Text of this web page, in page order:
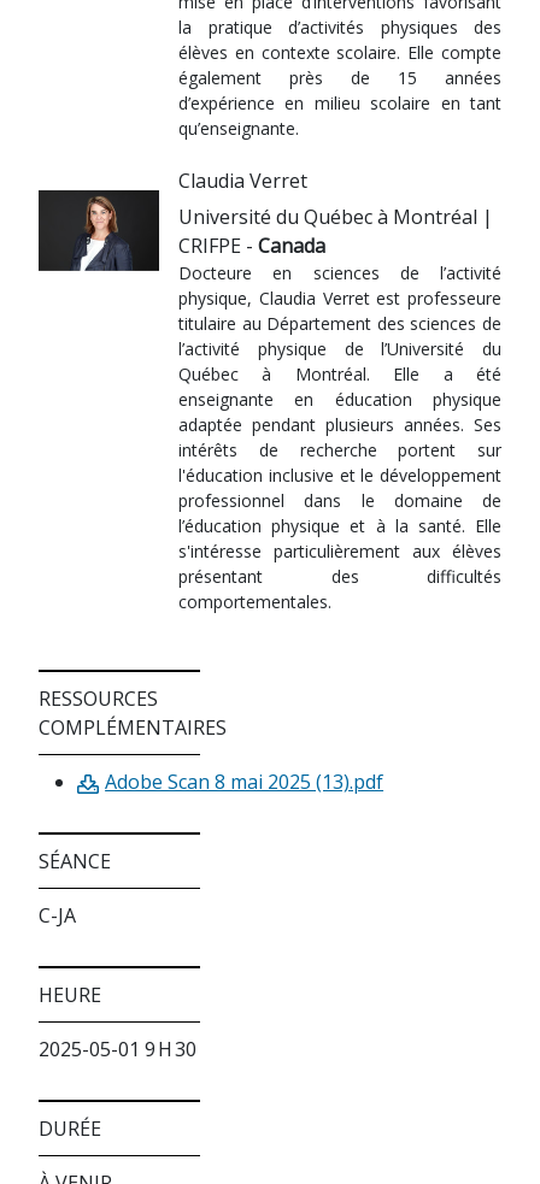
la pratique d’activités physiques des
élèves en contexte scolaire. Elle compte
également près de 15 années
d’expérience en milieu scolaire en tant
qu’enseignante.
Claudia Verret
Université du Québec à Montréal |
CRIFPE - Canada
Docteure en sciences de l’activité
physique, Claudia Verret est professeure
titulaire au Département des sciences de
l’activité physique de l’Université du
Québec à Montréal. Elle a été
enseignante en éducation physique
adaptée pendant plusieurs années. Ses
intérêts de recherche portent sur
l'éducation inclusive et le développement
professionnel dans le domaine de
l’éducation physique et à la santé. Elle
s'intéresse particulièrement aux élèves
présentant des difficultés
comportementales.
RESSOURCES
COMPLÉMENTAIRES
Adobe Scan 8 mai 2025 (13).pdf
SÉANCE
C-JA
HEURE
2025-05-01 9 H 30
DURÉE